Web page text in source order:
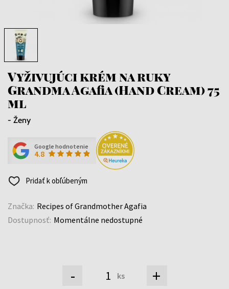
Vyživujúci krém na ruky
Grandma Agafia (Hand Cream) 75
ml
- Ženy
Google hodnotenie
4.8
Pridať k obľúbeným
Značka: Recipes of Grandmother Agafia
Dostupnosť: Momentálne nedostupné
- ks +